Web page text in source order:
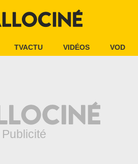
TVACTU VIDÉOS VOD